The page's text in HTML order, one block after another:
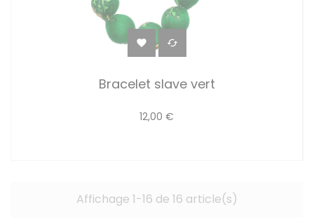
 
Bracelet slave vert
12,00 €
Affichage 1-16 de 16 article(s)